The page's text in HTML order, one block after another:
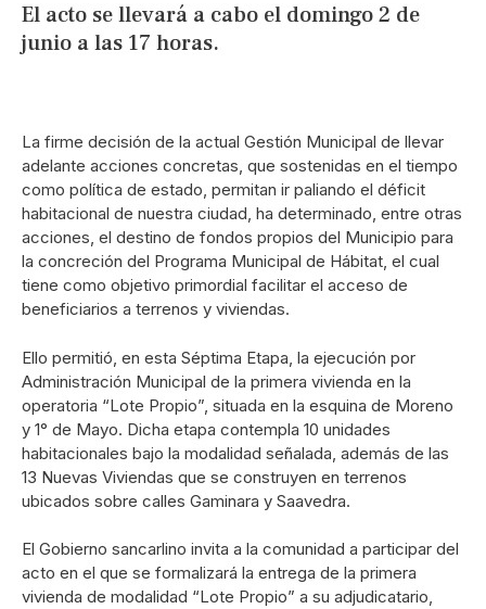
El acto se llevará a cabo el domingo 2 de
junio a las 17 horas.
La firme decisión de la actual Gestión Municipal de llevar
adelante acciones concretas, que sostenidas en el tiempo
como política de estado, permitan ir paliando el déficit
habitacional de nuestra ciudad, ha determinado, entre otras
acciones, el destino de fondos propios del Municipio para
la concreción del Programa Municipal de Hábitat, el cual
tiene como objetivo primordial facilitar el acceso de
beneficiarios a terrenos y viviendas.
Ello permitió, en esta Séptima Etapa, la ejecución por
Administración Municipal de la primera vivienda en la
operatoria “Lote Propio”, situada en la esquina de Moreno
y 1° de Mayo. Dicha etapa contempla 10 unidades
habitacionales bajo la modalidad señalada, además de las
13 Nuevas Viviendas que se construyen en terrenos
ubicados sobre calles Gaminara y Saavedra.
El Gobierno sancarlino invita a la comunidad a participar del
acto en el que se formalizará la entrega de la primera
vivienda de modalidad “Lote Propio” a su adjudicatario,